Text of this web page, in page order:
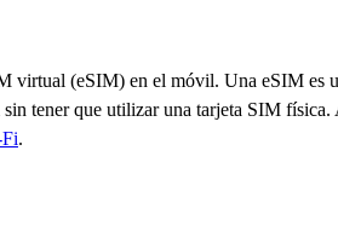
virtual (eSIM) en el móvil. Una eSIM es
tener que utilizar una tarjeta SIM
.